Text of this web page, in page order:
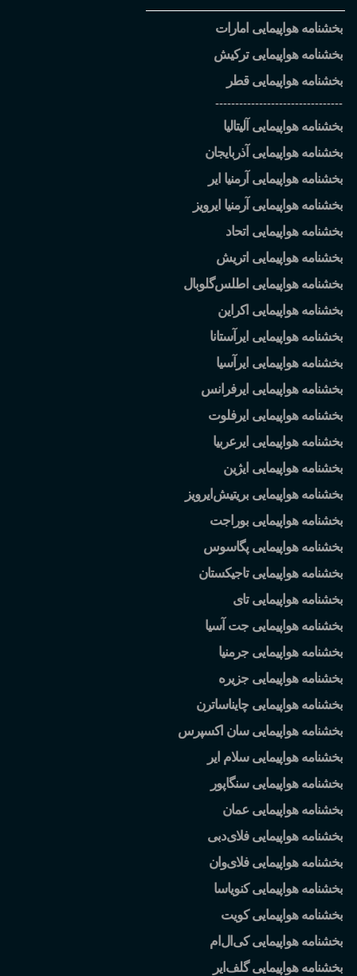
بخشنامه هواپیمایی امارات
بخشنامه هواپیمایی ترکیش
بخشنامه هواپیمایی قطر
--------------------------------
بخشنامه هواپیمایی آلیتالیا
بخشنامه هواپیمایی آذربایجان
بخشنامه هواپیمایی آرمنیا ایر
بخشنامه هواپیمایی آرمنیا ایرویز
بخشنامه هواپیمایی اتحاد
بخشنامه هواپیمایی اتریش
بخشنامه هواپیمایی اطلسگلوبال
بخشنامه هواپیمایی اکراین
بخشنامه هواپیمایی ایرآستانا
بخشنامه هواپیمایی ایرآسیا
بخشنامه هواپیمایی ایرفرانس
بخشنامه هواپیمایی ایرفلوت
بخشنامه هواپیمایی ایرعربیا
بخشنامه هواپیمایی ایژین
بخشنامه هواپیمایی بریتیش ایرویز
بخشنامه هواپیمایی بوراجت
بخشنامه هواپیمایی پگاسوس
بخشنامه هواپیمایی تاجیکستان
بخشنامه هواپیمایی تای
بخشنامه هواپیمایی جت آسیا
بخشنامه هواپیمایی جرمنیا
بخشنامه هواپیمایی جزیره
بخشنامه هواپیمایی چایناساترن
بخشنامه هواپیمایی سان اکسپرس
بخشنامه هواپیمایی سلام ایر
بخشنامه هواپیمایی سنگاپور
بخشنامه هواپیمایی عمان
بخشنامه هواپیمایی فلایدبی
بخشنامه هواپیمایی فلایوان
بخشنامه هواپیمایی کنویاسا
بخشنامه هواپیمایی کویت
بخشنامه هواپیمایی کی ال ام
بخشنامه هواپیمایی گلف ایر